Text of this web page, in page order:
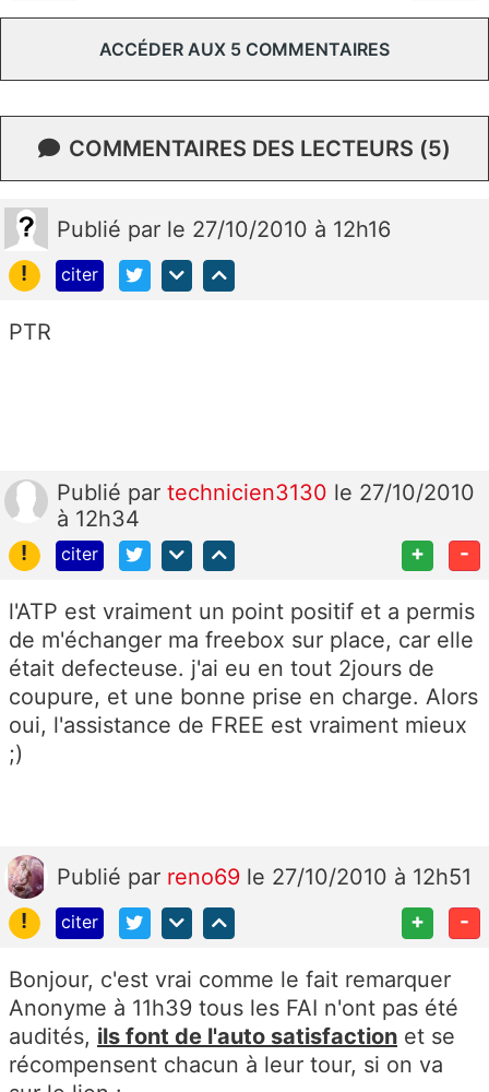
ACCÉDER AUX 5 COMMENTAIRES
COMMENTAIRES DES LECTEURS (5)
Publié par le 27/10/2010 à 12h16
!
citer
PTR
Publié par technicien3130 le 27/10/2010
à 12h34
!
citer + -
l'ATP est vraiment un point positif et a permis
de m'échanger ma freebox sur place, car elle
était defecteuse. j'ai eu en tout 2jours de
coupure, et une bonne prise en charge. Alors
oui, l'assistance de FREE est vraiment mieux
;)
Publié par reno69 le 27/10/2010 à 12h51
!
citer + -
Bonjour, c'est vrai comme le fait remarquer
Anonyme à 11h39 tous les FAI n'ont pas été
audités, ils font de l'auto satisfaction et se
récompensent chacun à leur tour, si on va